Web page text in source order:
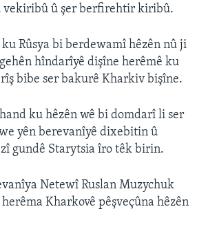
vekiribû û şer berfirehtir kiribû.
Rûsya bi berdewamî hêzên nû ji
hîndarîyê dişîne herêmê ku
bibe ser bakurê Kharkiv bişîne.
ku hêzên wê bi domdarî li ser
yên berevanîyê dixebitin û
gundê Starytsia îro têk birin.
Netewî Ruslan Muzychuk
Kharkovê pêşveçûna hêzên